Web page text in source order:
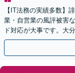
【IT法務の実績多数】
業・自営業の風評被害
ド対応が大事です。大
も対応します。トレン